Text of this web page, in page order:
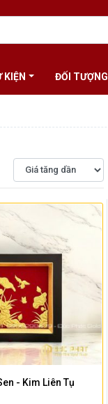
KIỆN ĐỐI TƯỢNG
- Kim Liên Tụ